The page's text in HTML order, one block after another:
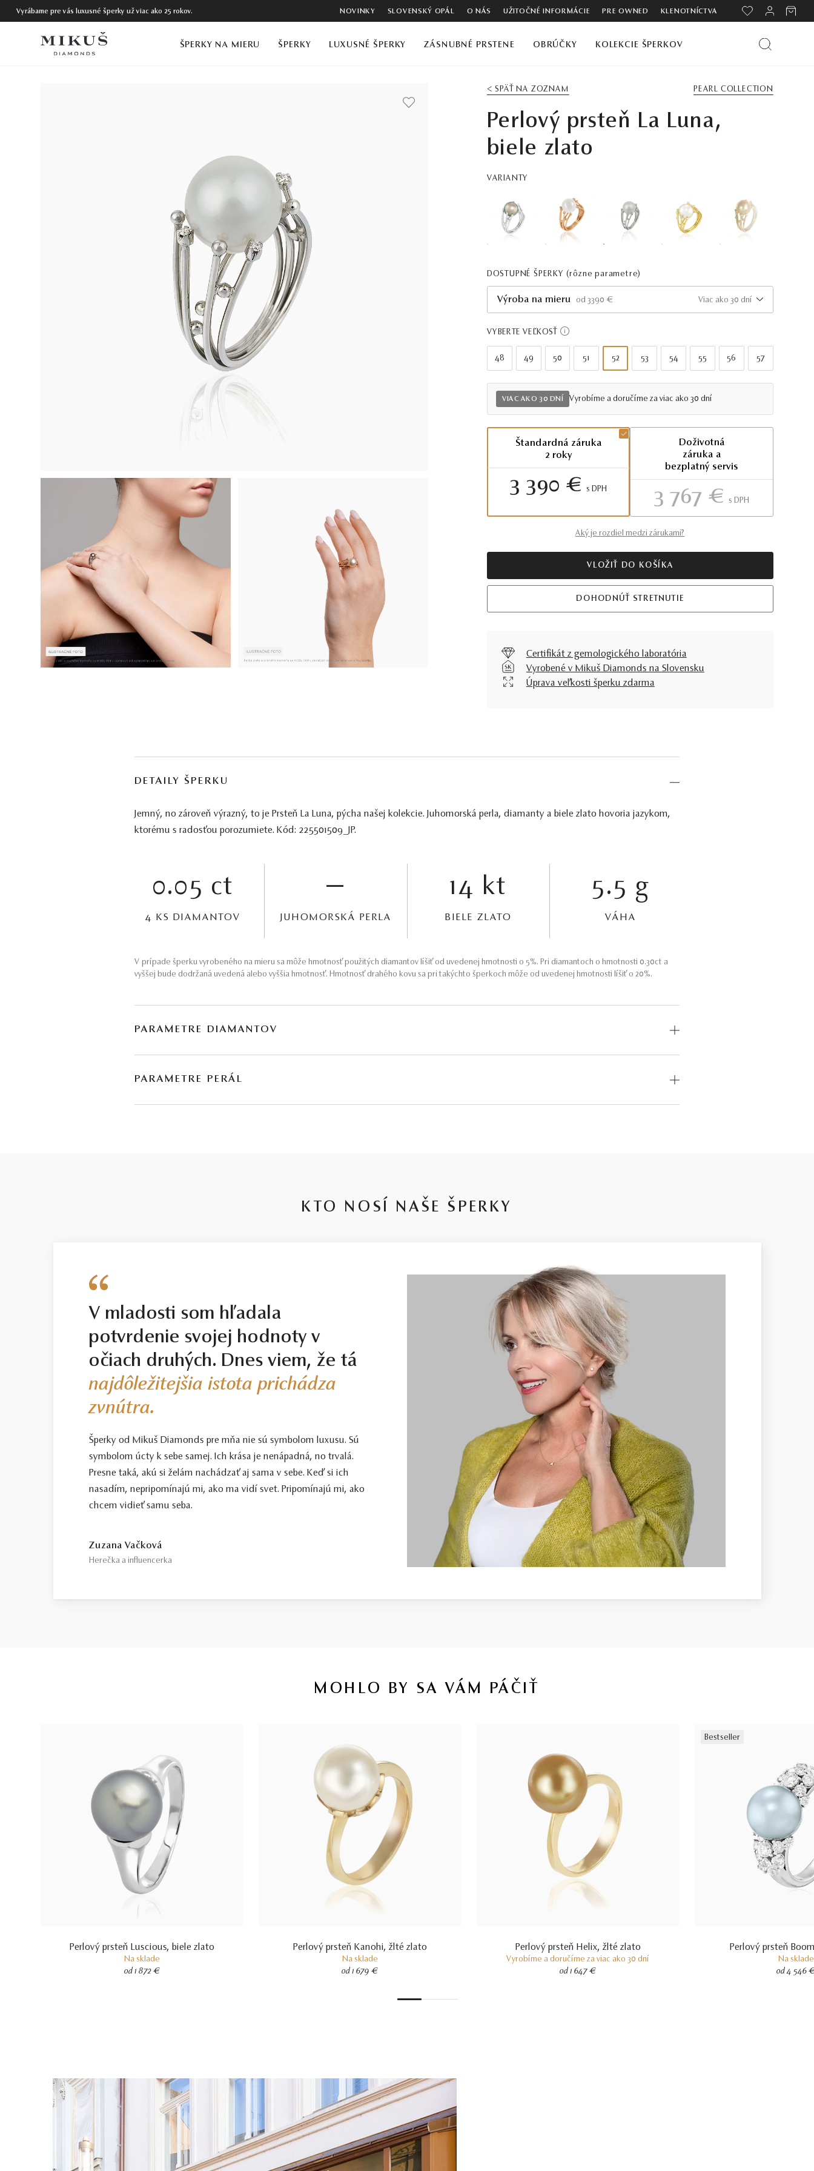
Vyrábame pre vás luxusné šperky už viac ako 25 rokov. NOVINKY SLOVENSKÝ OPÁL O NÁS UŽITOČNÉ INFORMÁCIE PRE OWNED KLENOTNÍCTVA
ŠPERKY NA MIERU ŠPERKY LUXUSNÉ ŠPERKY ZÁSNUBNÉ PRSTENE OBRÚČKY KOLEKCIE ŠPERKOV
< SPÄŤ NA ZOZNAM PEARL COLLECTION
Perlový prsteň La Luna,
biele zlato
VARIANTY
DOSTUPNÉ ŠPERKY (rôzne parametre)
Výroba na mieru od 3390 € Viac ako 30 dní
VYBERTE VEĽKOSŤ
48 49 50 51 52 53 54 55 56 57
VIAC AKO 30 DNÍ Vyrobíme a doručíme za viac ako 30 dní
Štandardná záruka
2 roky
3 390 € S DPH
Doživotná
záruka a
bezplatný servis
3 767 € S DPH
Aký je rozdiel medzi zárukami?
VLOŽIŤ DO KOŠÍKA
DOHODNÚŤ STRETNUTIE
Certifikát z gemologického laboratória
Vyrobené v Mikuš Diamonds na Slovensku
Úprava veľkosti šperku zdarma
DETAILY ŠPERKU
Jemný, no zároveň výrazný, to je Prsteň La Luna, pýcha našej kolekcie. Juhomorská perla, diamanty a biele zlato hovoria jazykom,
ktorému s radosťou porozumiete. Kód: 225501509_JP.
0.05 ct
4 KS DIAMANTOV
—
JUHOMORSKÁ PERLA
14 kt
BIELE ZLATO
5.5 g
VÁHA
V prípade šperku vyrobeného na mieru sa môže hmotnosť použitých diamantov líšiť od uvedenej hmotnosti o 5%. Pri diamantoch o hmotnosti 0.30ct a
vyššej bude dodržaná uvedená alebo vyššia hmotnosť. Hmotnosť drahého kovu sa pri takýchto šperkoch môže od uvedenej hmotnosti líšiť o 20%.
PARAMETRE DIAMANTOV
PARAMETRE PERÁL
KTO NOSÍ NAŠE ŠPERKY
V mladosti som hľadala
potvrdenie svojej hodnoty v
očiach druhých. Dnes viem, že tá
najdôležitejšia istota prichádza
zvnútra.
Šperky od Mikuš Diamonds pre mňa nie sú symbolom luxusu. Sú
symbolom úcty k sebe samej. Ich krása je nenápadná, no trvalá.
Presne taká, akú si želám nachádzať aj sama v sebe. Keď si ich
nasadím, nepripomínajú mi, ako ma vidí svet. Pripomínajú mi, ako
chcem vidieť samu seba.
Zuzana Vačková
Herečka a influencerka
MOHLO BY SA VÁM PÁČIŤ
Perlový prsteň Luscious, biele zlato
Na sklade
od 1 872 €
Perlový prsteň Kanohi, žlté zlato
Na sklade
od 1 679 €
Perlový prsteň Helix, žlté zlato
Vyrobíme a doručíme za viac ako 30 dní
od 1 647 €
Bestseller
Perlový prsteň
Na sklade
od 4 546